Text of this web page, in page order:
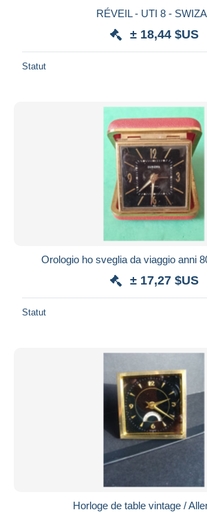
RÉVEIL - UTI 8 -
± 18,44 $US
Statut
Orologio ho sveglia da viaggio anni
± 17,27 $US
Statut
Horloge de table vintage /